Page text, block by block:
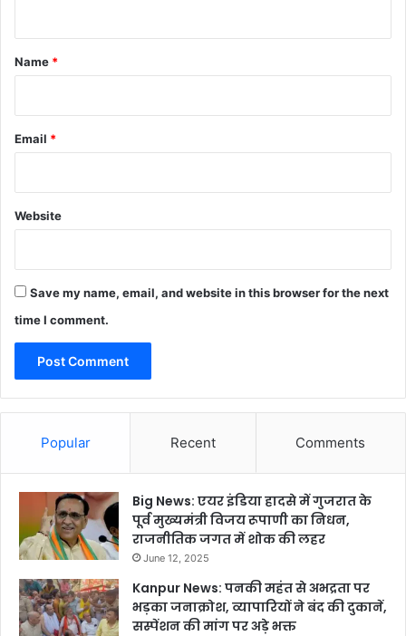
*
Name *
Email *
Website
Save my name, email, and website in this browser for the next
time I comment.
Popular Recent Comments
Big News: एयर इंडिया हादसे में गुजरात के
पूर्व मुख्यमंत्री विजय रूपाणी का निधन,
राजनीतिक जगत में शोक की लहर
June 12, 2025
Kanpur News: पनकी महंत से अभद्रता पर
भड़का जनाक्रोश, व्यापारियों ने बंद की दुकानें,
सस्पेंशन की मांग पर अड़े भक्त